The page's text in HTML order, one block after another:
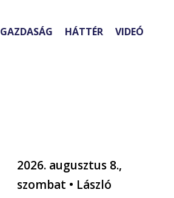
GAZDASÁG HÁTTÉR VIDEÓ
2026. augusztus 8.,
szombat • László